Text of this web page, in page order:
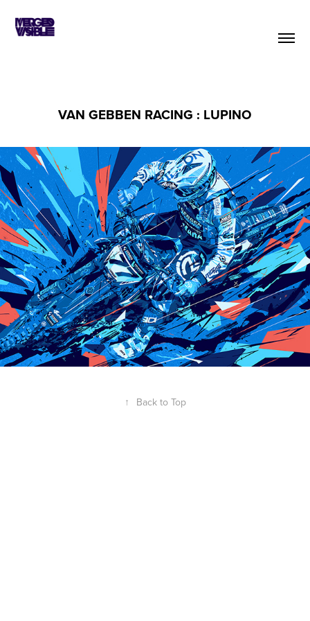
VAN GEBBEN RACING : LUPINO
↑ Back to Top